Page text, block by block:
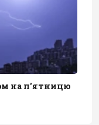
на п'ятницю